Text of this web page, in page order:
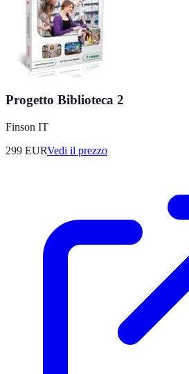
Progetto Biblioteca 2
Finson IT
299 EURVedi il prezzo